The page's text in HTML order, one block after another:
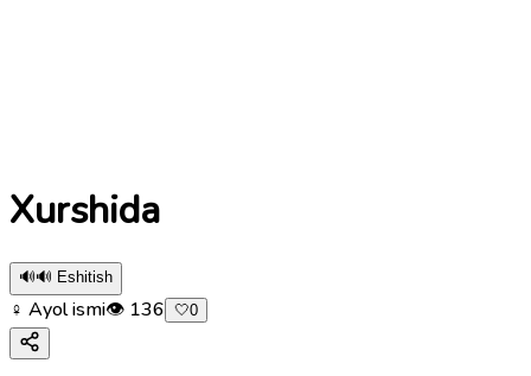
Xurshida
🔊🔊 Eshitish
♀ Ayol ismi👁 136 🤍0